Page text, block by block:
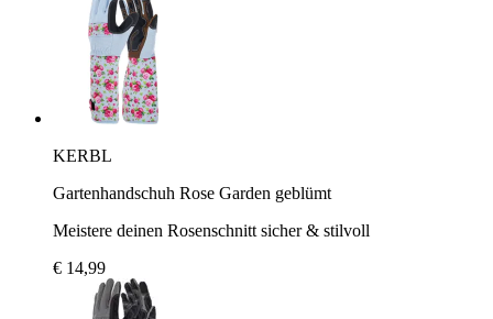
KERBL
Gartenhandschuh Rose Garden geblümt
Meistere deinen Rosenschnitt sicher & stilvoll
€ 14,99